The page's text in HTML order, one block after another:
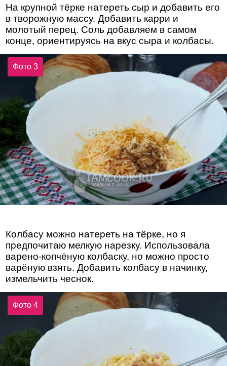
На крупной тёрке натереть сыр и добавить его
в творожную массу. Добавить карри и
молотый перец. Соль добавляем в самом
конце, ориентируясь на вкус сыра и колбасы.
Фото 3
Колбасу можно натереть на тёрке, но я
предпочитаю мелкую нарезку. Использовала
варено-копчёную колбаску, но можно просто
варёную взять. Добавить колбасу в начинку,
измельчить чеснок.
Фото 4